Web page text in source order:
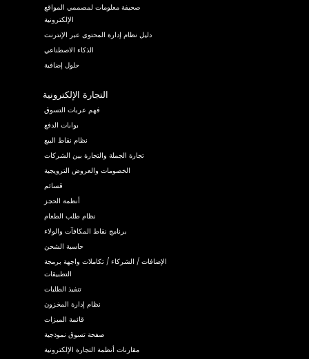
صحيفة معلومات لمصممي المواقع
الإلكترونية
دليل نظام إدارة المحتوى عبر الإنترنت
الذكاء الاصطناعي
حلول إضافية
التجارة الإلكترونية
فهم عربات التسوق
بوابات الدفع
نظام نقاط البيع
تجارة الجملة والتجارة بين الشركات
الخصومات والعروض الترويجية
قسائم
أنظمة الحجز
نظام طلب الطعام
برنامج نقاط المكافآت والولاء
حاسبة الشحن
الإضافات / الشركاء / تكاملات واجهة برمجة
التطبيقات
تنفيذ الطلبات
نظام إدارة المخزون
قائمة الميزات
صفحة تسوق نموذجية
مقارنات أنظمة التجارة الإلكترونية